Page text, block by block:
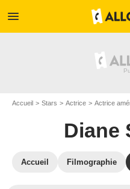
menu
Accueil Stars Actrice Actrice
Diane
Accueil Filmographie